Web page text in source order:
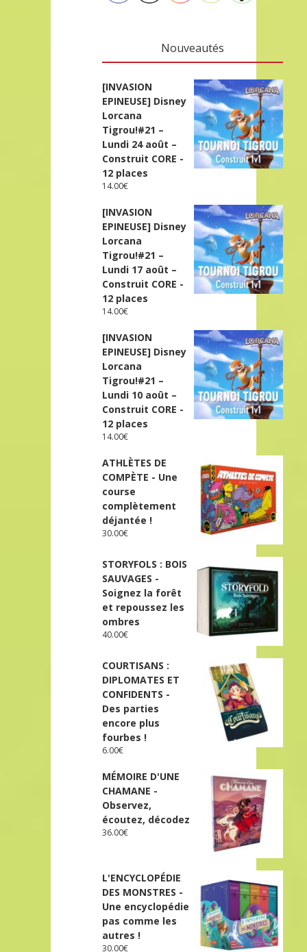
Nouveautés
[INVASION
EPINEUSE] Disney
Lorcana
Tigrou!#21 –
Lundi 24 août –
Construit CORE -
12 places
14.00€
[INVASION
EPINEUSE] Disney
Lorcana
Tigrou!#21 –
Lundi 17 août –
Construit CORE -
12 places
14.00€
[INVASION
EPINEUSE] Disney
Lorcana
Tigrou!#21 –
Lundi 10 août –
Construit CORE -
12 places
14.00€
ATHLÈTES DE
COMPÈTE - Une
course
complètement
déjantée !
30.00€
STORYFOLS : BOIS
SAUVAGES -
Soignez la forêt
et repoussez les
ombres
40.00€
COURTISANS :
DIPLOMATES ET
CONFIDENTS -
Des parties
encore plus
fourbes !
6.00€
MÉMOIRE D'UNE
CHAMANE -
Observez,
écoutez, décodez
36.00€
L'ENCYCLOPÉDIE
DES MONSTRES -
Une encyclopédie
pas comme les
autres !
30.00€